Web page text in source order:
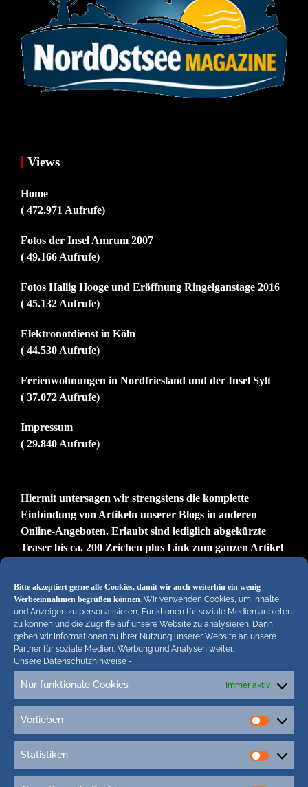
Bitte akzeptiert gerne alle Cookies, damit wir auch weiterhin ein wenig
Werbeeinnahmen begrüßen können. Wir verwenden Cookies, um Inhalte
und Anzeigen zu personalisieren, Funktionen für soziale Medien anbieten
zu können und die Zugriffe auf unsere Website zu analysieren. Dann
geben wir Informationen zu Ihrer Nutzung unserer Website an unsere
Partner für soziale Medien, Werbung und Analysen weiter.
Unsere Datenschutzhinweise -
Nur funktionale Cookies Immer aktiv
Vorlieben
Statistiken
Views
Home
( 472.971 Aufrufe)
Fotos der Insel Amrum 2007
( 49.166 Aufrufe)
Fotos Hallig Hooge und Eröffnung Ringelganstage 2016
( 45.132 Aufrufe)
Elektronotdienst in Köln
( 44.530 Aufrufe)
Ferienwohnungen in Nordfriesland und der Insel Sylt
( 37.072 Aufrufe)
Impressum
( 29.840 Aufrufe)
Hiermit untersagen wir strengstens die komplette
Einbindung von Artikeln unserer Blogs in anderen
Online-Angeboten. Erlaubt sind lediglich abgekürzte
Teaser bis ca. 200 Zeichen plus Link zum ganzen Artikel
3D-Druck
5G Friedrichstadt 5G Nordfriesland 5G St. Peter-Ording